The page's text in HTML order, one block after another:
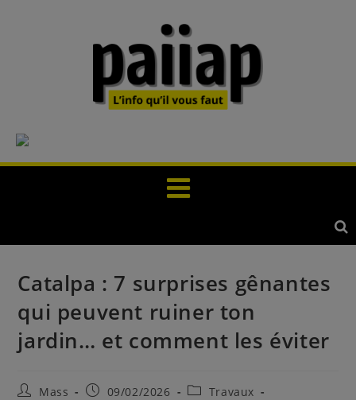
Catalpa : 7 surprises gênantes
qui peuvent ruiner ton
jardin… et comment les éviter
Mass 09/02/2026
Travaux